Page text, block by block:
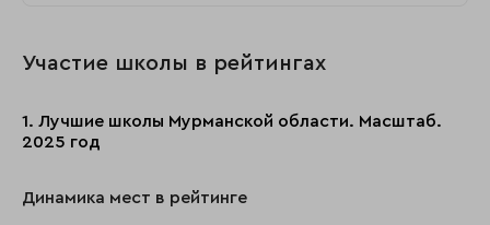
Участие школы в рейтингах
1. Лучшие школы Мурманской области. Масштаб.
2025 год
Динамика мест в рейтинге